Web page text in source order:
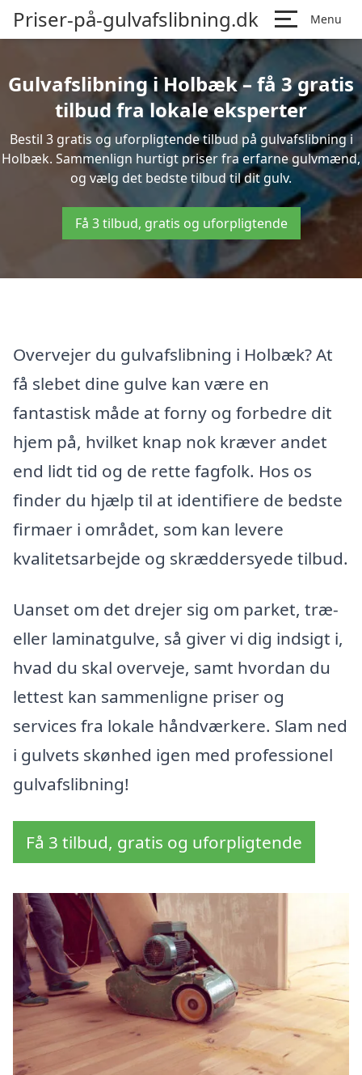
Priser-på-gulvafslibning.dk Menu
Gulvafslibning i Holbæk – få 3 gratis
tilbud fra lokale eksperter
Bestil 3 gratis og uforpligtende tilbud på gulvafslibning i
Holbæk. Sammenlign hurtigt priser fra erfarne gulvmænd,
og vælg det bedste tilbud til dit gulv.
Få 3 tilbud, gratis og uforpligtende
Overvejer du gulvafslibning i Holbæk? At
få slebet dine gulve kan være en
fantastisk måde at forny og forbedre dit
hjem på, hvilket knap nok kræver andet
end lidt tid og de rette fagfolk. Hos os
finder du hjælp til at identifiere de bedste
firmaer i området, som kan levere
kvalitetsarbejde og skræddersyede tilbud.
Uanset om det drejer sig om parket, træ-
eller laminatgulve, så giver vi dig indsigt i,
hvad du skal overveje, samt hvordan du
lettest kan sammenligne priser og
services fra lokale håndværkere. Slam ned
i gulvets skønhed igen med professionel
gulvafslibning!
Få 3 tilbud, gratis og uforpligtende